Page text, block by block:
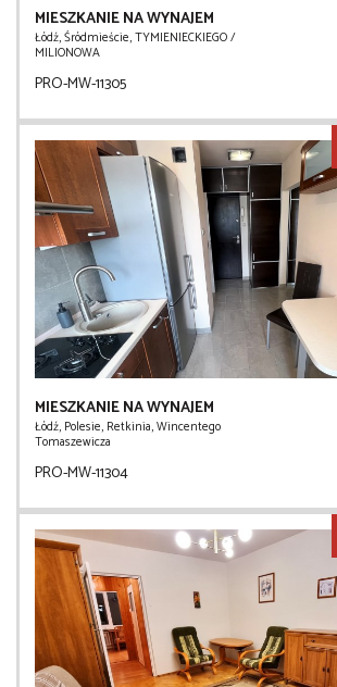
MIESZKANIE NA WYNAJEM
Łódź, Śródmieście, TYMIENIECKIEGO /
MILIONOWA
PRO-MW-11305
MIESZKANIE NA WYNAJEM
Łódź, Polesie, Retkinia, Wincentego
Tomaszewicza
PRO-MW-11304